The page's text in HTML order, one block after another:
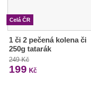
Celá ČR
1 či 2 pečená kolena či
250g tatarák
249 Kč
199 Kč